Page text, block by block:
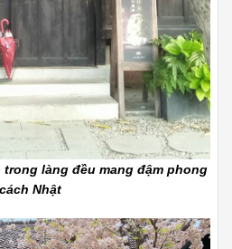
làng đều mang đậm phong
cách Nhật